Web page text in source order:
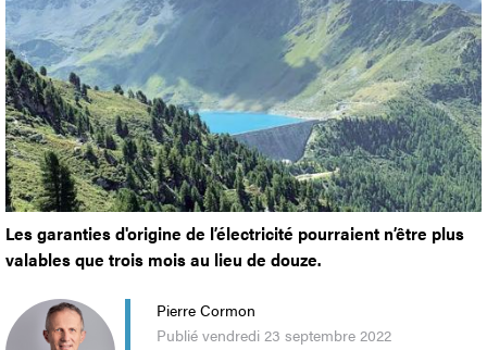
Les garanties d'origine de l’électricité pourraient n’être plus
valables que trois mois au lieu de douze.
Pierre Cormon
Publié vendredi 23 septembre 2022